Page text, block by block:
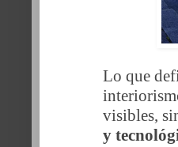
Lo que
visibles,
y